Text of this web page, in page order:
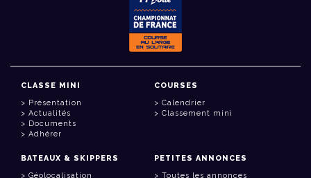
CLASSE MINI
Présentation
Actualités
Documents
Adhérer
COURSES
Calendrier
Classement mini
BATEAUX & SKIPPERS
Géolocalisation
PETITES ANNONCES
Toutes les annonces